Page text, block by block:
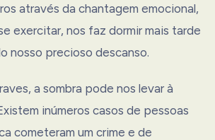
através da chantagem emocional,
exercitar, nos faz dormir mais tarde
nosso precioso descanso.
a sombra pode nos levar à
inúmeros casos de pessoas
cometeram um crime e de